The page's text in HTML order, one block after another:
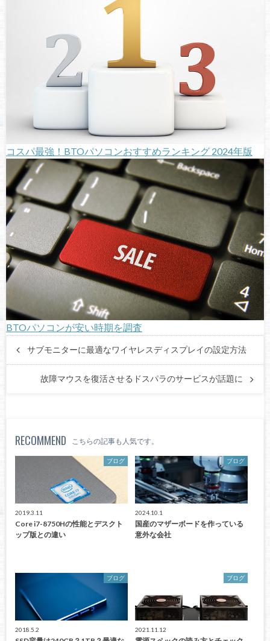
コスパ最強！BTOパソコンおすすめランキング 2024年版
BTOパソコンが安い時期を調査
サブモニターに最適なワイヤレスディスプレイの設定方法
故障マウスを復活させるドスパラのサービスが話題に
RECOMMEND こちらの記事も人気です。
ブログ
2019.3.11
Core i7-8750Hの性能とデスクト
ップ版との違い
ブログ
2024.10.1
国産のマザーボードを作っている
意外な会社
ブログ
2018.5.2
ブログ
2021.11.12